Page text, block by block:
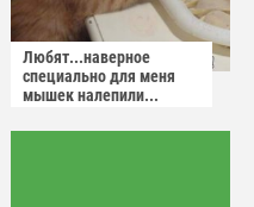
Любят...наверное
специально для меня
мышек налепили...